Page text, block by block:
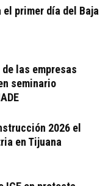
primer día del Baja
las empresas
seminario
2026 el
en Tijuana